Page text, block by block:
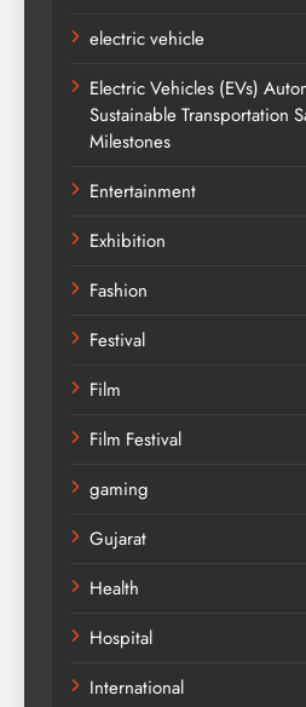
electric vehicle
Electric Vehicles (EVs)
Sustainable Transportation
Milestones
Entertainment
Exhibition
Fashion
Festival
Film
Film Festival
gaming
Gujarat
Health
Hospital
International